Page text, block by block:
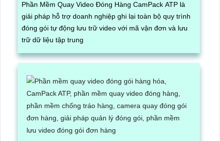
Phần Mềm Quay Video Đóng Hàng CamPack ATP là
giải pháp hỗ trợ doanh nghiệp ghi lại toàn bộ quy trình
đóng gói tự động lưu trữ video với mã vận đơn và lưu
trữ dữ liệu tập trung